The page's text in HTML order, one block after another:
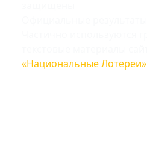
«Национальные Лотереи»